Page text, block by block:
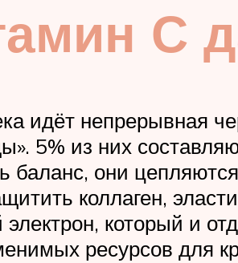
С
идёт непрерывная
5% из них
баланс, они
коллаген,
который и
ресурсов для